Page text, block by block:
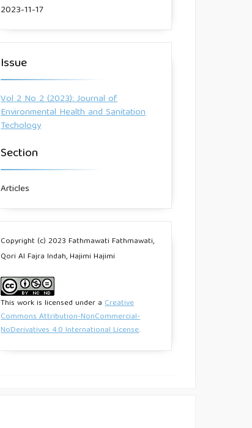
2023-11-17
Issue
Vol 2 No 2 (2023): Journal of
Environmental Health and Sanitation
Techology
Section
Articles
Copyright (c) 2023 Fathmawati Fathmawati,
Qori Al Fajra Indah, Hajimi Hajimi
This work is licensed under aCreative
Commons Attribution-NonCommercial-
NoDerivatives 4.0 International License.